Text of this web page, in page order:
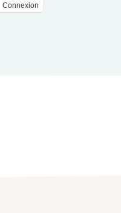
Connexion